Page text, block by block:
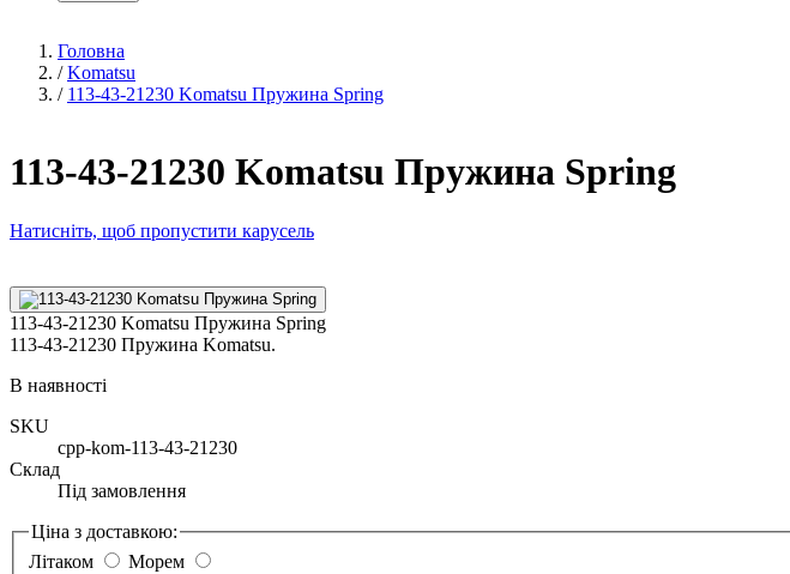
Головна
/ Komatsu
/ 113-43-21230 Komatsu Пружина Spring
113-43-21230 Komatsu Пружина Spring
Натисніть, щоб пропустити карусель
113-43-21230 Komatsu Пружина Spring
113-43-21230 Пружина Komatsu.
В наявності
SKU
cpp-kom-113-43-21230
Склад
Під замовлення
Ціна з доставкою:
Літаком
Морем